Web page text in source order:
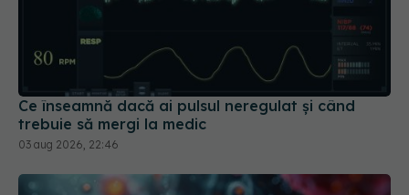
Ce înseamnă dacă ai pulsul neregulat și când
trebuie să mergi la medic
03 aug 2026, 22:46